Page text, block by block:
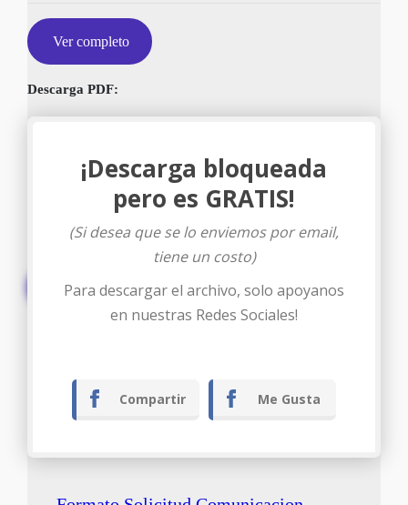
Ver completo
Descarga PDF:
Descargar
¡Descarga bloqueada
pero es GRATIS!
(Si desea que se lo enviemos por email,
tiene un costo)
Para descargar el archivo, solo apoyanos
en nuestras Redes Sociales!
Compartir Me Gusta